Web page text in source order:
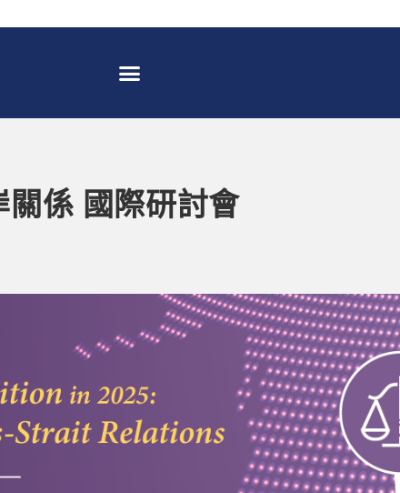
係 國際研討會